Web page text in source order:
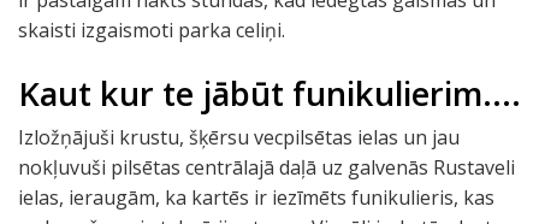
skaisti izgaismoti parka celiņi.
Kaut kur te jābūt funikulierim....
Izložņājuši krustu, šķērsu vecpilsētas ielas un jau
nokļuvuši pilsētas centrālajā daļā uz galvenās Rustaveli
ielas, ieraugām, ka kartēs ir iezīmēts funikulieris, kas